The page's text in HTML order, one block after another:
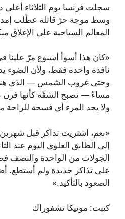
سجلت فرنسا يوم الثلاثاء أعلى
وسط موجة حرّ قاتلة عطّلت
المعالم السياحية على الإغلاق
«كان هذا أسوأ أسبوع مرّ علينا
نافذة واحدة فقط، ولأن الضوء
وحتى غروب الشمس — الذي هنا
مساءً — تصبح الشقّة كأنها فرن
ولا يجد المرء أي فسحة للراحة
«نعم، اشتريت تذاكر قبل
إلى الطابق العلوي اليوم عند
الجولات من الواحدة والنصف
على تذاكر جديدة ولم أستطع.
الصعود بالتأكيد.»
كتبت: مونيكا تشفوراك